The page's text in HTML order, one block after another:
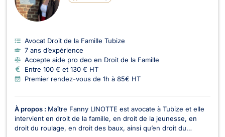
Avocat Droit de la Famille Tubize
7 ans d’expérience
Accepte aide pro deo en Droit de la Famille
Entre 100 € et 130 € HT
Premier rendez-vous de 1h à 85€ HT
À propos : Maître Fanny LINOTTE est avocate à Tubize et elle
intervient en droit de la famille, en droit de la jeunesse, en
droit du roulage, en droit des baux, ainsi qu’en droit du